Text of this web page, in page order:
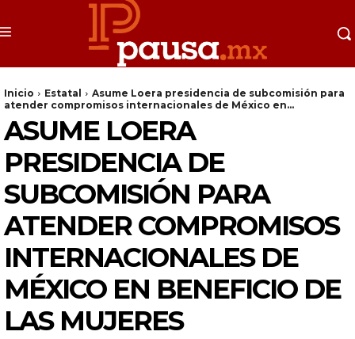
Inicio Estatal
Asume Loera presidencia de subcomisión para
atender compromisos internacionales de México en...
ASUME LOERA
PRESIDENCIA DE
SUBCOMISIÓN PARA
ATENDER COMPROMISOS
INTERNACIONALES DE
MÉXICO EN BENEFICIO DE
LAS MUJERES